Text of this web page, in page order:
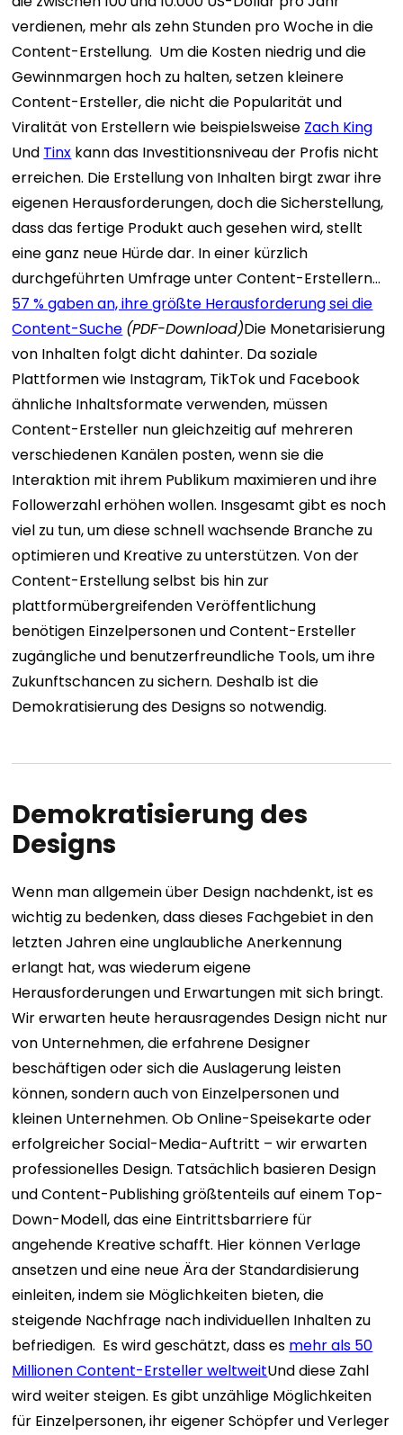
verdienen, mehr als zehn Stunden pro Woche in die
Content-Erstellung. Um die Kosten niedrig und die
Gewinnmargen hoch zu halten, setzen kleinere
Content-Ersteller, die nicht die Popularität und
Viralität von Erstellern wie beispielsweise Zach King
Und Tinx kann das Investitionsniveau der Profis nicht
erreichen. Die Erstellung von Inhalten birgt zwar ihre
eigenen Herausforderungen, doch die Sicherstellung,
dass das fertige Produkt auch gesehen wird, stellt
eine ganz neue Hürde dar. In einer kürzlich
durchgeführten Umfrage unter Content-Erstellern…
57 % gaben an, ihre größte Herausforderung sei die
Content-Suche (PDF-Download)Die Monetarisierung
von Inhalten folgt dicht dahinter. Da soziale
Plattformen wie Instagram, TikTok und Facebook
ähnliche Inhaltsformate verwenden, müssen
Content-Ersteller nun gleichzeitig auf mehreren
verschiedenen Kanälen posten, wenn sie die
Interaktion mit ihrem Publikum maximieren und ihre
Followerzahl erhöhen wollen. Insgesamt gibt es noch
viel zu tun, um diese schnell wachsende Branche zu
optimieren und Kreative zu unterstützen. Von der
Content-Erstellung selbst bis hin zur
plattformübergreifenden Veröffentlichung
benötigen Einzelpersonen und Content-Ersteller
zugängliche und benutzerfreundliche Tools, um ihre
Zukunftschancen zu sichern. Deshalb ist die
Demokratisierung des Designs so notwendig.
Demokratisierung des
Designs
Wenn man allgemein über Design nachdenkt, ist es
wichtig zu bedenken, dass dieses Fachgebiet in den
letzten Jahren eine unglaubliche Anerkennung
erlangt hat, was wiederum eigene
Herausforderungen und Erwartungen mit sich bringt.
Wir erwarten heute herausragendes Design nicht nur
von Unternehmen, die erfahrene Designer
beschäftigen oder sich die Auslagerung leisten
können, sondern auch von Einzelpersonen und
kleinen Unternehmen. Ob Online-Speisekarte oder
erfolgreicher Social-Media-Auftritt – wir erwarten
professionelles Design. Tatsächlich basieren Design
und Content-Publishing größtenteils auf einem Top-
Down-Modell, das eine Eintrittsbarriere für
angehende Kreative schafft. Hier können Verlage
ansetzen und eine neue Ära der Standardisierung
einleiten, indem sie Möglichkeiten bieten, die
steigende Nachfrage nach individuellen Inhalten zu
befriedigen. Es wird geschätzt, dass es mehr als 50
Millionen Content-Ersteller weltweitUnd diese Zahl
wird weiter steigen. Es gibt unzählige Möglichkeiten
für Einzelpersonen, ihr eigener Schöpfer und Verleger